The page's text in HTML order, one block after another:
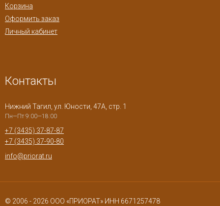
Корзина
Оформить заказ
Личный кабинет
Контакты
Нижний Тагил, ул. Юности, 47А, стр. 1
Пн—Пт 9:00—18:00
+7 (3435) 37-87-87
+7 (3435) 37-90-80
info@priorat.ru
© 2006 - 2026 ООО «ПРИОРАТ» ИНН 6671257478